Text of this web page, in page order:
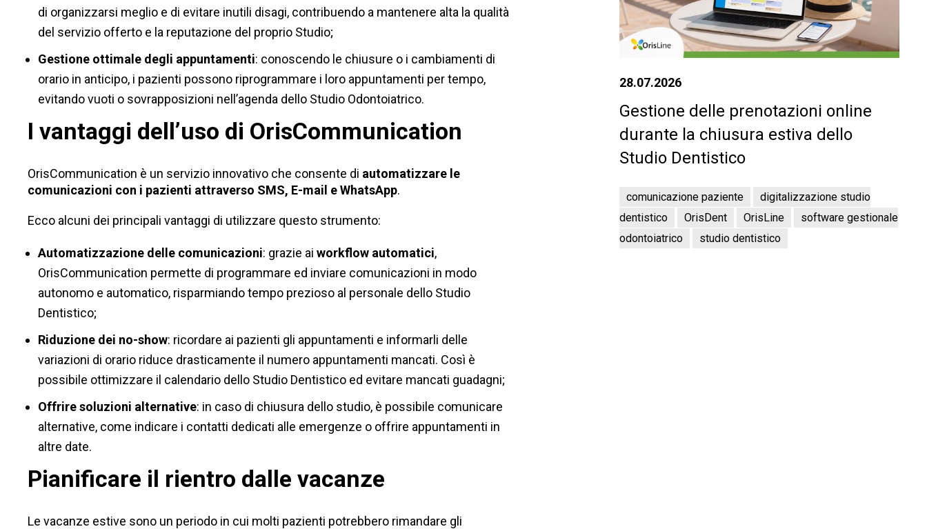
di organizzarsi meglio e di evitare inutili disagi, contribuendo a mantenere alta la qualità
del servizio offerto e la reputazione del proprio Studio;
Gestione ottimale degli appuntamenti: conoscendo le chiusure o i cambiamenti di
orario in anticipo, i pazienti possono riprogrammare i loro appuntamenti per tempo,
evitando vuoti o sovrapposizioni nell’agenda dello Studio Odontoiatrico.
I vantaggi dell’uso di OrisCommunication
OrisCommunication è un servizio innovativo che consente di automatizzare le
comunicazioni con i pazienti attraverso SMS, E-mail e WhatsApp.
Ecco alcuni dei principali vantaggi di utilizzare questo strumento:
Automatizzazione delle comunicazioni: grazie ai workflow automatici,
OrisCommunication permette di programmare ed inviare comunicazioni in modo
autonomo e automatico, risparmiando tempo prezioso al personale dello Studio
Dentistico;
Riduzione dei no-show: ricordare ai pazienti gli appuntamenti e informarli delle
variazioni di orario riduce drasticamente il numero appuntamenti mancati. Così è
possibile ottimizzare il calendario dello Studio Dentistico ed evitare mancati guadagni;
Offrire soluzioni alternative: in caso di chiusura dello studio, è possibile comunicare
alternative, come indicare i contatti dedicati alle emergenze o offrire appuntamenti in
altre date.
Pianificare il rientro dalle vacanze
Le vacanze estive sono un periodo in cui molti pazienti potrebbero rimandare gli
28.07.2026
Gestione delle prenotazioni online
durante la chiusura estiva dello
Studio Dentistico
comunicazione paziente
digitalizzazione studio
dentistico
OrisDent OrisLine
software gestionale
odontoiatrico
studio dentistico